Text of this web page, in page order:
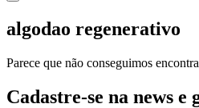
algodao regenerativo
Parece que não conseguimos
Cadastre-se na news